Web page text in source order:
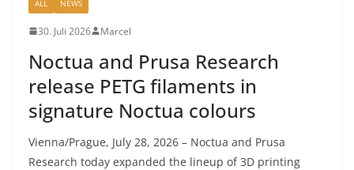
ALL NEWS
30. Juli 2026 Marcel
Noctua and Prusa Research
release PETG filaments in
signature Noctua colours
Vienna/Prague, July 28, 2026 – Noctua and Prusa
Research today expanded the lineup of 3D printing